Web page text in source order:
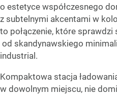
o estetyce współczesnego
z subtelnymi akcentami w
to połączenie, które
od skandynawskiego
industrial.
Kompaktowa stacja
w dowolnym miejscu, nie